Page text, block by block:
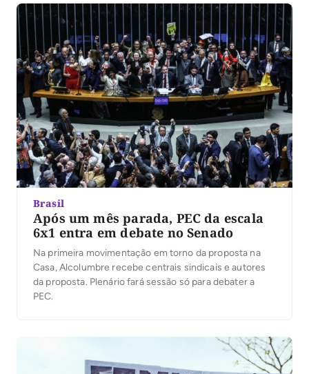
escolha dos deputados e senadores que mais se
destacaram no […]
Brasil
Após um mês parada, PEC da escala
6x1 entra em debate no Senado
Na primeira movimentação em torno da proposta na
Casa, Alcolumbre recebe centrais sindicais e autores
da proposta. Plenário fará sessão só para debater a
PEC.